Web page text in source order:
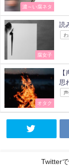
濃～い腐ネタ
腐女子
読
オタク
思
Twitter